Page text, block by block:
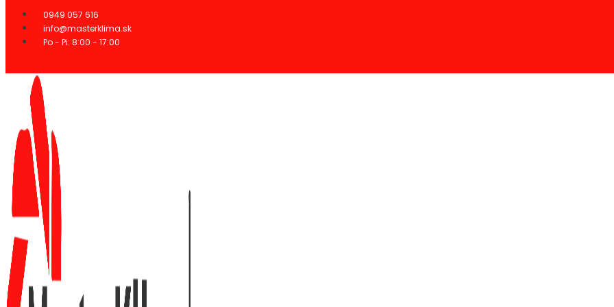
Preskočiť
obsah
0949 057 616
info@masterklima.sk
Po - Pi: 8:00 - 17:00